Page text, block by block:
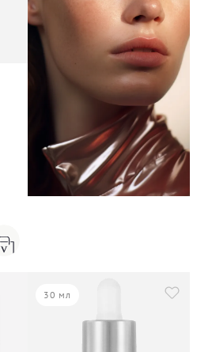
30 мл